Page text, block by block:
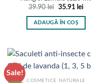
fi
alese
în
39.90lei
Prețul
a
fost:
35.91 lei
ADAUGĂ ÎN COȘ
Sale!
COSMETICE NATURALE